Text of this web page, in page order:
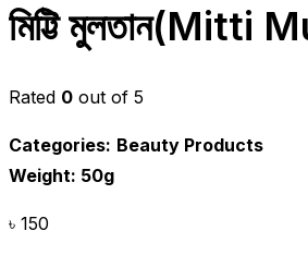
মিট্টি মুলতান(Mitti
Rated 0 out of 5
Categories: Beauty Products
Weight: 50g
৳ 150